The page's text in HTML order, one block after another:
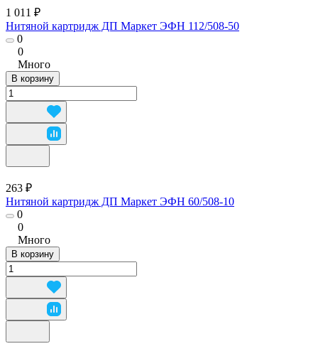
1 011 ₽
Нитяной картридж ДП Маркет ЭФН 112/508-50
0
0
Много
В корзину
263 ₽
Нитяной картридж ДП Маркет ЭФН 60/508-10
0
0
Много
В корзину